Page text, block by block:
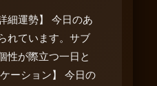
細運勢】 今日のあ
れています。サブ
性が際立つ一日と
ーション】 今日の